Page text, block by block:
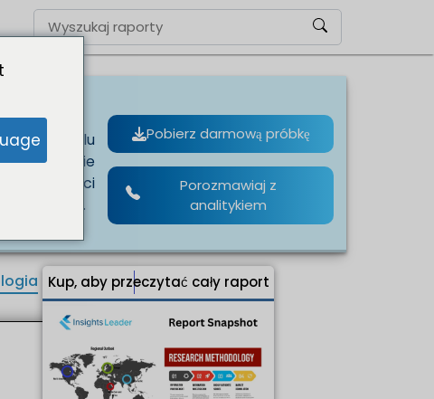
w celu
łączenie
części
tkanek.
Pobierz darmową próbkę
Porozmawiaj z
analitykiem
Kup, aby przeczytać cały raport